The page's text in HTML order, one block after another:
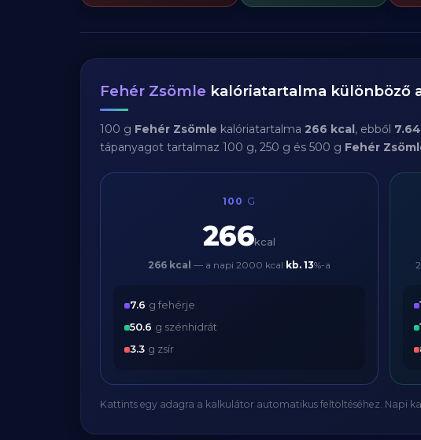
Fehér Zsömle kalóriatartalma különböző
100 g Fehér Zsömle kalóriatartalma 266 kcal, ebből
tápanyagot tartalmaz 100 g, 250 g és 500 g Fehér
100 G
266kcal
266 kcal — a napi 2000 kcal kb. 13%-a
7.6 g fehérje
50.6 g szénhidrát
3.3 g zsír
Kattints egy adagra a kalkulátor automatikus feltöltéséhez. Napi